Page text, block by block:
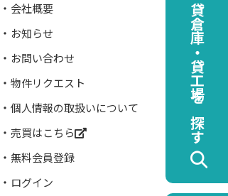
貸倉庫・貸工場を探す
会社概要
お知らせ
お問い合わせ
物件リクエスト
個人情報の取扱いについて
売買はこちら
無料会員登録
ログイン